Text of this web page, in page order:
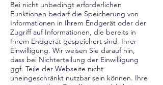
Bei nicht unbedingt erforderlichen
Funktionen bedarf die Speicherung von
Informationen in Ihrem Endgerät oder der
Zugriff auf Informationen, die bereits in
Ihrem Endgerät gespeichert sind, Ihrer
Einwilligung. Wir weisen Sie darauf hin,
dass bei Nichterteilung der Einwilligung
ggf. Teile der Webseite nicht
uneingeschränkt nutzbar sein können. Ihre